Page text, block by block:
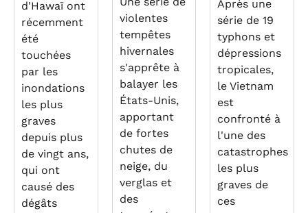
d'Hawaï ont
récemment
été
touchées
par les
inondations
les plus
graves
depuis plus
de vingt ans,
qui ont
causé des
dégâts
violentes
tempêtes
hivernales
s'apprête à
balayer les
États-Unis,
apportant
de fortes
chutes de
neige, du
verglas et
des
Après une
série de 19
typhons et
dépressions
tropicales,
le Vietnam
est
confronté à
l'une des
catastrophes
les plus
graves de
ces